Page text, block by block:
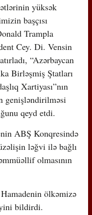
yüksək
başçısı
Trampla
Cey. Di. Vensin
“Azərbaycan
Birləşmiş Ştatları
Xartiyası”nın
genişləndirilməsi
qeyd etdi.
ABŞ Konqresində
ləğvi ilə bağlı
olmasının
ölkəmizə
bildirdi.